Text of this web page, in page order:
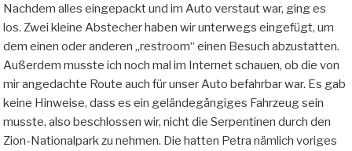
Nachdem alles eingepackt und im Auto verstaut war, ging es
los. Zwei kleine Abstecher haben wir unterwegs eingefügt, um
dem einen oder anderen „restroom“ einen Besuch abzustatten.
Außerdem musste ich noch mal im Internet schauen, ob die von
mir angedachte Route auch für unser Auto befahrbar war. Es gab
keine Hinweise, dass es ein geländegängiges Fahrzeug sein
musste, also beschlossen wir, nicht die Serpentinen durch den
Zion-Nationalpark zu nehmen. Die hatten Petra nämlich voriges